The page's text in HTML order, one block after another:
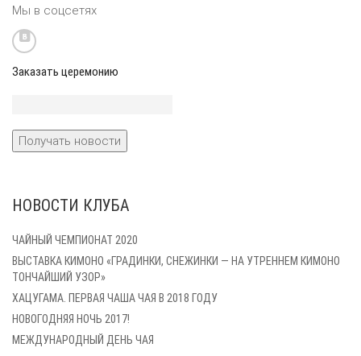
Мы в соцсетях
Заказать церемонию
НОВОСТИ КЛУБА
ЧАЙНЫЙ ЧЕМПИОНАТ 2020
ВЫСТАВКА КИМОНО «ГРАДИНКИ, СНЕЖИНКИ — НА УТРЕННЕМ КИМОНО
ТОНЧАЙШИЙ УЗОР»
ХАЦУГАМА. ПЕРВАЯ ЧАША ЧАЯ В 2018 ГОДУ
НОВОГОДНЯЯ НОЧЬ 2017!
МЕЖДУНАРОДНЫЙ ДЕНЬ ЧАЯ